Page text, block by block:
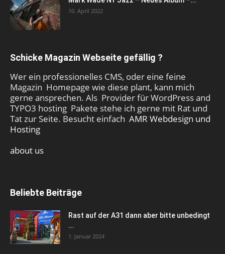
10. April 2022
Schicke Magazin Webseite gefällig ?
Wer ein professionelles CMS, oder eine feine
Magazin Homepage wie diese plant, kann mich
gerne ansprechen. Als Provider für WordPress and
TYPO3 hosting Pakete stehe ich gerne mit Rat und
Tat zur Seite. Besucht einfach AMR Webdesign und
Hosting
about us
Beliebte Beiträge
Rast auf der A31 dann aber bitte unbedingt
...
1. Januar 2024